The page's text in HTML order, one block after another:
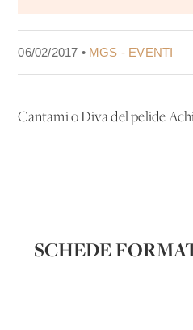
06/02/2017 • MGS - EVENTI
Cantami o Diva del pelide
SCHEDE